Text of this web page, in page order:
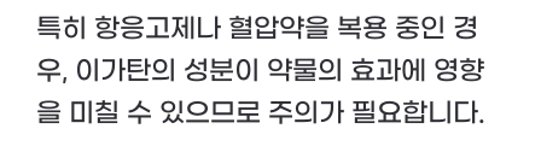
특히 항응고제나 혈압약을 복용 중인 경
우, 이가탄의 성분이 약물의 효과에 영향
을 미칠 수 있으므로 주의가 필요합니다.